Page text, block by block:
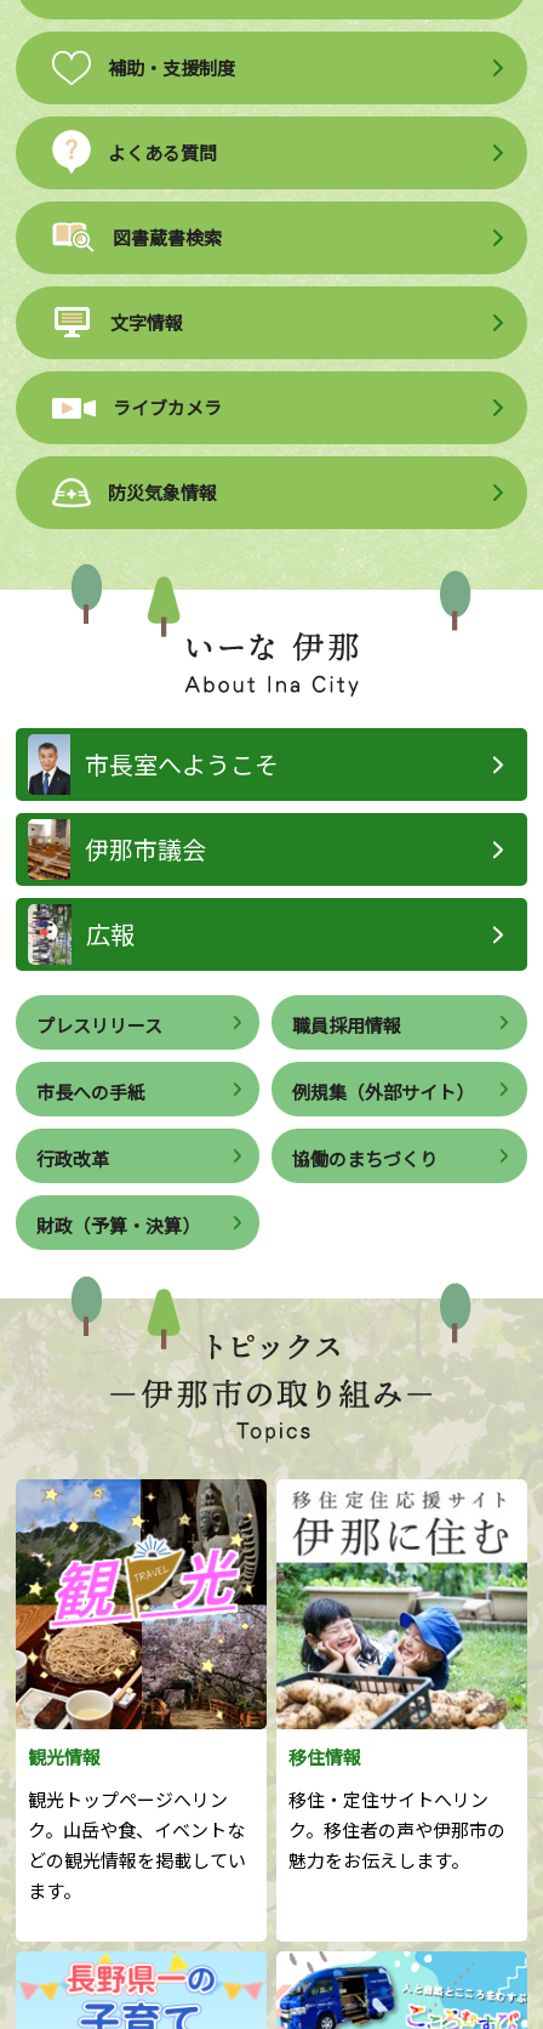
補助・支援制度
よくある質問
図書蔵書検索
文字情報
ライブカメラ
防災気象情報
市長室へようこそ
伊那市議会
広報
プレスリリース 職員採用情報
市長への手紙 例規集（外部サイト）
行政改革 協働のまちづくり
財政（予算・決算）
観光情報
観光トップページへリン
ク。山岳や食、イベントな
どの観光情報を掲載してい
ます。
移住情報
移住・定住サイトへリン
ク。移住者の声や伊那市の
魅力をお伝えします。